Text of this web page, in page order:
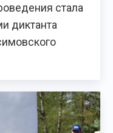
стала
диктанта